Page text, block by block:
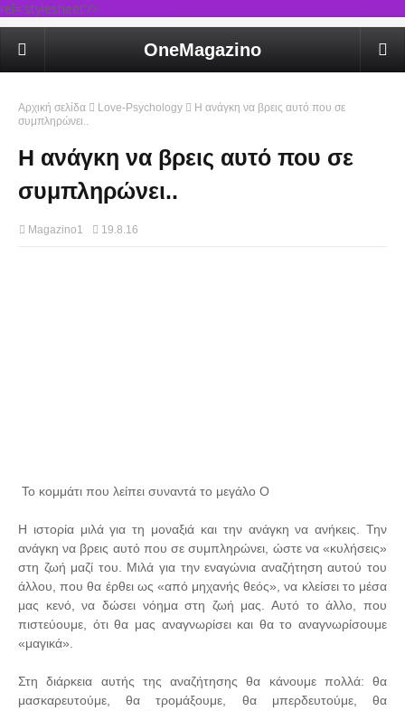
rel='stylesheet'/>
OneMagazino
Αρχική σελίδα Love-Psychology
Η ανάγκη να βρεις αυτό που σε
συμπληρώνει..
Η ανάγκη να βρεις αυτό που σε
συμπληρώνει..
Magazino1 19.8.16
Το κομμάτι που λείπει συναντά το μεγάλο Ο
Η ιστορία μιλά για τη μοναξιά και την ανάγκη να ανήκεις. Την
ανάγκη να βρεις αυτό που σε συμπληρώνει, ώστε να «κυλήσεις»
στη ζωή μαζί του. Μιλά για την εναγώνια αναζήτηση αυτού του
άλλου, που θα έρθει ως «από μηχανής θεός», να κλείσει το μέσα
μας κενό, να δώσει νόημα στη ζωή μας. Αυτό το άλλο, που
πιστεύουμε, ότι θα μας αναγνωρίσει και θα το αναγνωρίσουμε
«μαγικά».
Στη διάρκεια αυτής της αναζήτησης θα κάνουμε πολλά: θα
μασκαρευτούμε, θα τρομάξουμε, θα μπερδευτούμε, θα